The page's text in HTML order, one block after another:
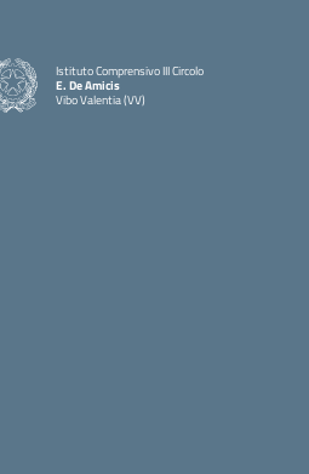
Istituto Comprensivo III Circolo
E. De Amicis
Vibo Valentia (VV)